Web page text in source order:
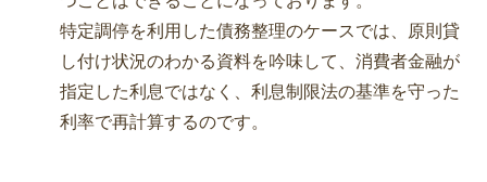
特定調停を利用した債務整理のケースでは、原則貸
し付け状況のわかる資料を吟味して、消費者金融が
指定した利息ではなく、利息制限法の基準を守った
利率で再計算するのです。